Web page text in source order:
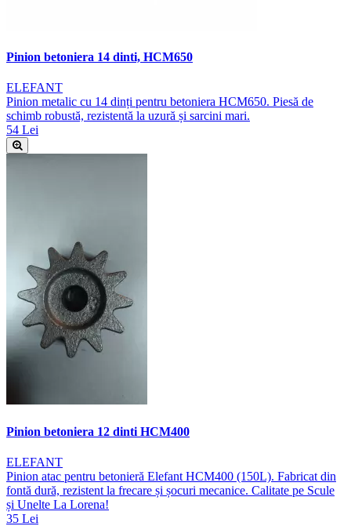
Pinion betoniera 14 dinti, HCM650
ELEFANT
Pinion metalic cu 14 dinți pentru betoniera HCM650. Piesă de
schimb robustă, rezistentă la uzură și sarcini mari.
54 Lei
Pinion betoniera 12 dinti HCM400
ELEFANT
Pinion atac pentru betonieră Elefant HCM400 (150L). Fabricat din
fontă dură, rezistent la frecare și șocuri mecanice. Calitate pe Scule
și Unelte La Lorena!
35 Lei